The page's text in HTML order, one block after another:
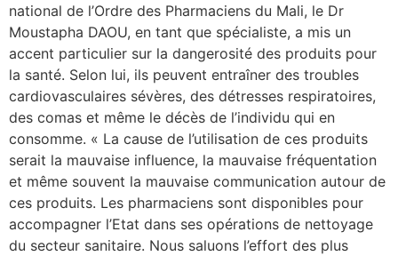
national de l’Ordre des Pharmaciens du Mali, le Dr
Moustapha DAOU, en tant que spécialiste, a mis un
accent particulier sur la dangerosité des produits pour
la santé. Selon lui, ils peuvent entraîner des troubles
cardiovasculaires sévères, des détresses respiratoires,
des comas et même le décès de l’individu qui en
consomme. « La cause de l’utilisation de ces produits
serait la mauvaise influence, la mauvaise fréquentation
et même souvent la mauvaise communication autour de
ces produits. Les pharmaciens sont disponibles pour
accompagner l’Etat dans ses opérations de nettoyage
du secteur sanitaire. Nous saluons l’effort des plus